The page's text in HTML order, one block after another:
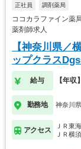
正社員 調剤薬局
ココカラファイン薬
薬剤師求人
【神奈川県／
ップクラス
給与 【年
勤務地 神奈川
アクセス
ＪＲ東
ＪＲ横